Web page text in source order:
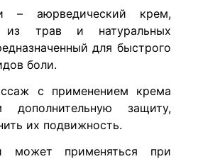
– аюрведический крем,
из трав и натуральных
для быстрого
боли.
с применением крема
дополнительную защиту,
их подвижность.
может применяться при